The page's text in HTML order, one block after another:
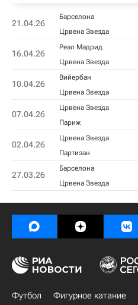
21.04.26
Барселона
Црвена Звезда
16.04.26
Реал Мадрид
Црвена Звезда
10.04.26
Вийербан
Црвена Звезда
07.04.26
Црвена Звезда
Париж
02.04.26
Црвена Звезда
Партизан
27.03.26
Барселона
Црвена Звезда
Футбол Фигурное катание